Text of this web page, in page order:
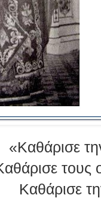
«Καθάρισε
Καθάρισε